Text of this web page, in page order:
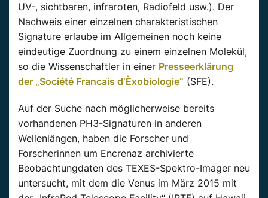
UV-, sichtbaren, infraroten, Radiofeld usw.). Der
Nachweis einer einzelnen charakteristischen
Signature erlaube im Allgemeinen noch keine
eindeutige Zuordnung zu einem einzelnen Molekül,
so die Wissenschaftler in einer Presseerklärung
der „Société Francais d‘Èxobiologie“ (SFE).
Auf der Suche nach möglicherweise bereits
vorhandenen PH3-Signaturen in anderen
Wellenlängen, haben die Forscher und
Forscherinnen um Encrenaz archivierte
Beobachtungdaten des TEXES-Spektro-Imager neu
untersucht, mit dem die Venus im März 2015 mit